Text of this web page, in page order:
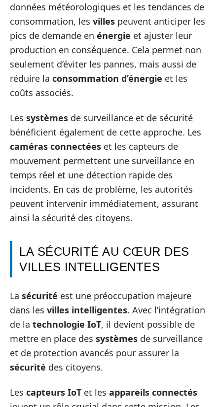
données météorologiques et les tendances de
consommation, les villes peuvent anticiper les
pics de demande en énergie et ajuster leur
production en conséquence. Cela permet non
seulement d’éviter les pannes, mais aussi de
réduire la consommation d’énergie et les
coûts associés.
Les systèmes de surveillance et de sécurité
bénéficient également de cette approche. Les
caméras connectées et les capteurs de
mouvement permettent une surveillance en
temps réel et une détection rapide des
incidents. En cas de problème, les autorités
peuvent intervenir immédiatement, assurant
ainsi la sécurité des citoyens.
LA SÉCURITÉ AU CŒUR DES
VILLES INTELLIGENTES
La sécurité est une préoccupation majeure
dans les villes intelligentes. Avec l’intégration
de la technologie IoT, il devient possible de
mettre en place des systèmes de surveillance
et de protection avancés pour assurer la
sécurité des citoyens.
Les capteurs IoT et les appareils connectés